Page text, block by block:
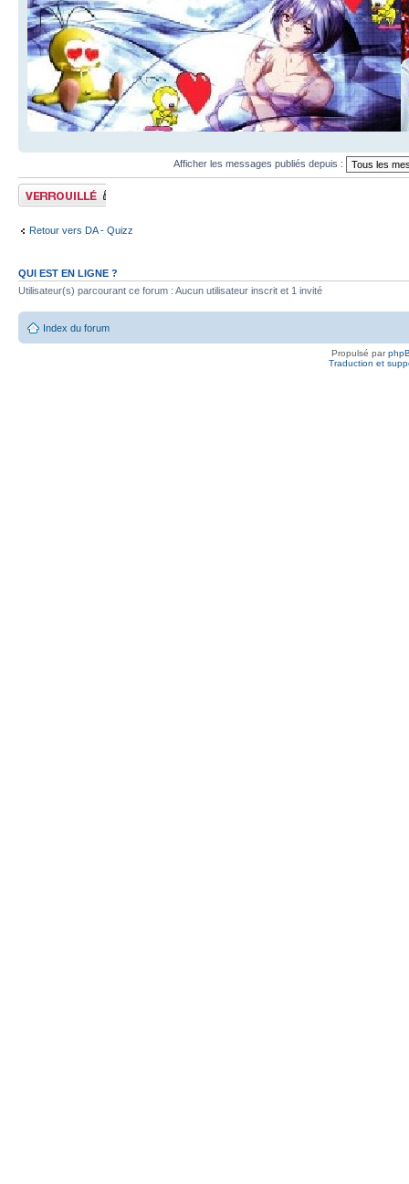
Afficher les messages publiés depuis :
Sujet verrouillé
Retour vers DA - Quizz
QUI EST EN LIGNE ?
Utilisateur(s) parcourant ce forum : Aucun utilisateur inscrit et 1 invité
Index du forum
Propulsé par
Traduction et